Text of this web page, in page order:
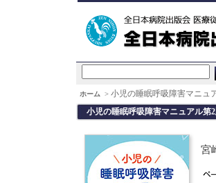
ホーム > 小児の睡眠呼吸障害マニュ
小児の睡眠呼吸障害マニュアル第
宮